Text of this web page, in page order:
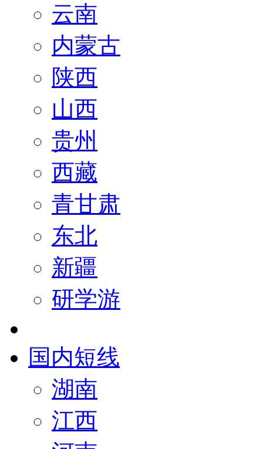
云南
内蒙古
陕西
山西
贵州
西藏
青甘肃
东北
新疆
研学游
国内短线
湖南
江西